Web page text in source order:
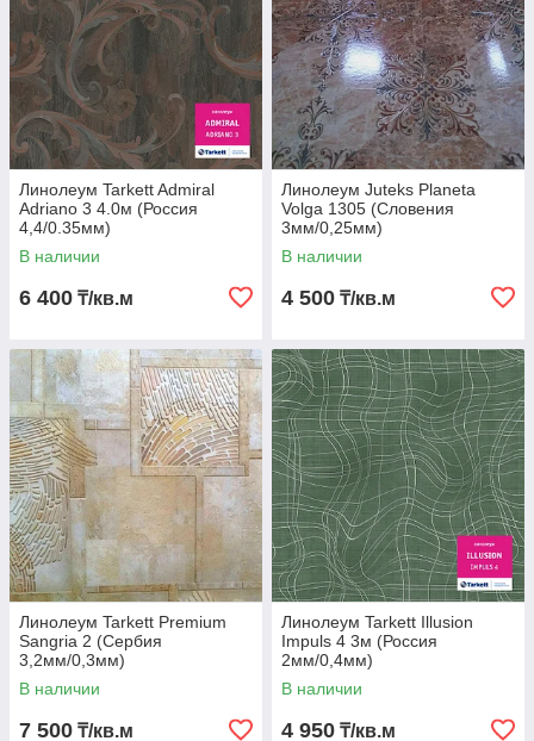
Линолеум Tarkett Admiral
Adriano 3 4.0м (Россия
4,4/0.35мм)
В наличии
6 400 ₸/кв.м
Линолеум Juteks Planeta
Volga 1305 (Словения
3мм/0,25мм)
В наличии
4 500 ₸/кв.м
Линолеум Tarkett Premium
Sangria 2 (Сербия
3,2мм/0,3мм)
В наличии
7 500 ₸/кв.м
Линолеум Tarkett Illusion
Impuls 4 3м (Россия
2мм/0,4мм)
В наличии
4 950 ₸/кв.м